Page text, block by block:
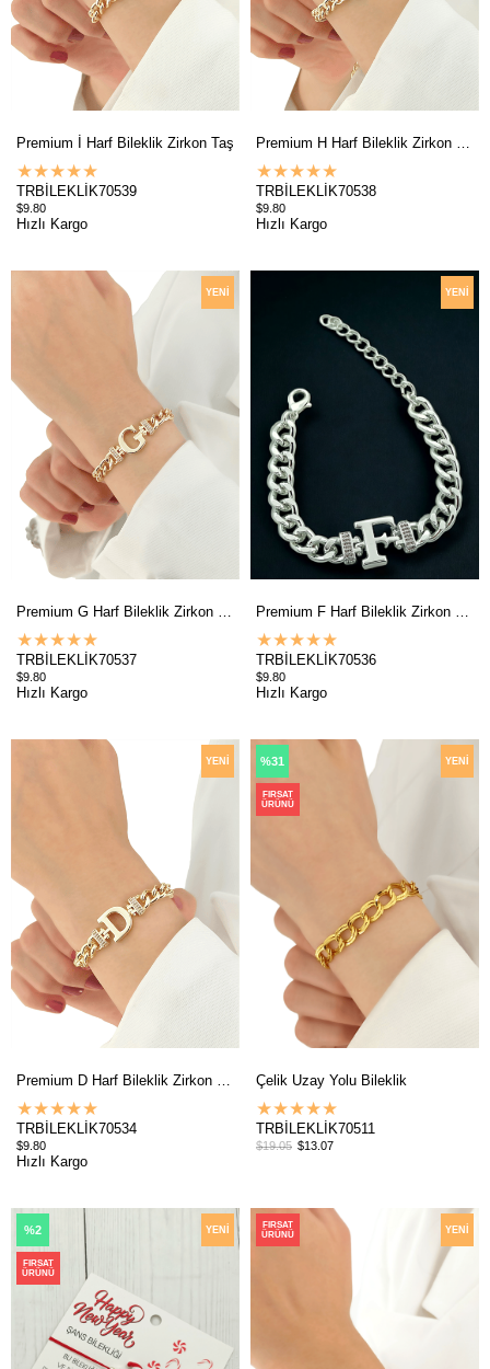
Premium İ Harf Bileklik Zirkon Taş
★★★★★
TRBİLEKLİK70539
$9.80
Hızlı Kargo
★★★★★
TRBİLEKLİK70538
$9.80
Hızlı Kargo
★★★★★
TRBİLEKLİK70537
$9.80
Hızlı Kargo
YENI
★★★★★
TRBİLEKLİK70536
$9.80
Hızlı Kargo
YENI
★★★★★
TRBİLEKLİK70534
$9.80
Hızlı Kargo
YENI
Çelik Uzay Yolu Bileklik
★★★★★
TRBİLEKLİK70511
$13.07
$19.05
%31 YENI
FIRSAT
ÜRÜNÜ
%2 YENI
FIRSAT
ÜRÜNÜ
YENI
ÜRÜN
FIRSAT
ÜRÜNÜ